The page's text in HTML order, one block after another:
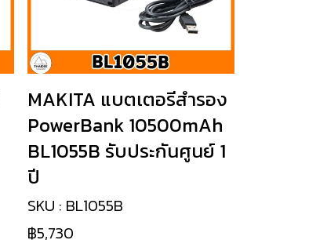
MAKITA แบตเตอรีสำรอง
PowerBank 10500mAh
BL1055B รับประกันศูนย์ 1
ปี
SKU : BL1055B
฿5,730